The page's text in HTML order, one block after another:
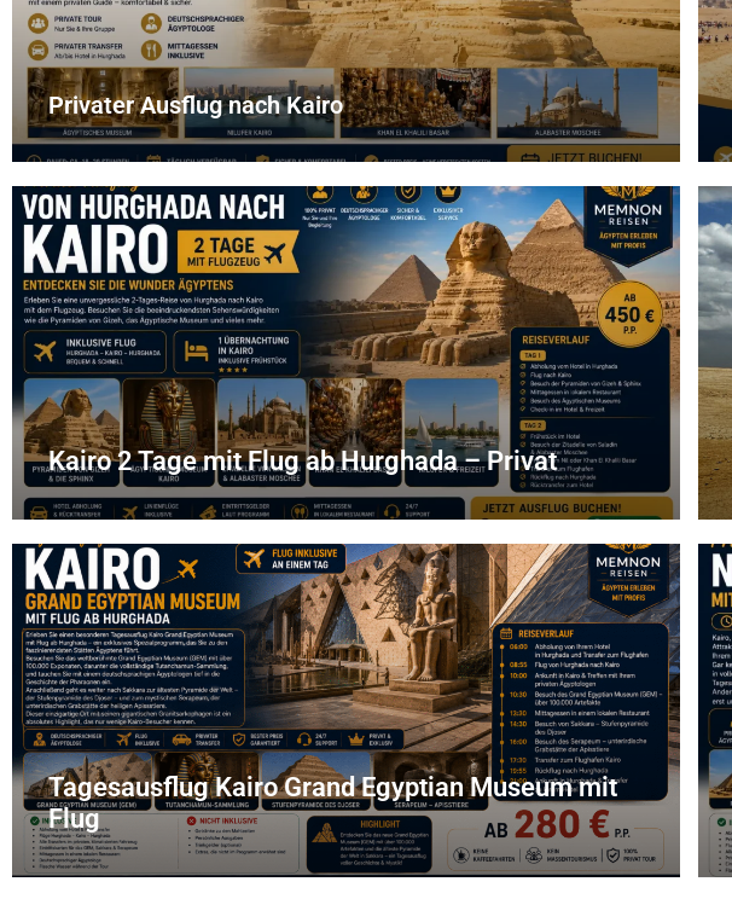
Privater Ausflug nach Kairo
Kairo 2 Tage mit Flug ab Hurghada – Privat
Tagesausflug Kairo Grand Egyptian Museum mit
Flug